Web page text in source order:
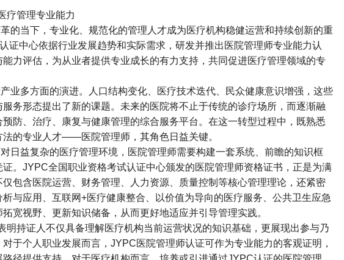
疗管理专业能力
的当下，专业化、规范化的管理人才成为医疗机构稳健运营和持续创新的重
证中心依据行业发展趋势和实际需求，研发并推出医院管理师专业能力认
力评估，为从业者提供专业成长的有力支持，共同促进医疗管理领域的专
业多方面的演进。人口结构变化、医疗技术迭代、民众健康意识增强，这些
务形态提出了新的课题。未来的医院将不止于传统的诊疗场所，而逐渐融
防、治疗、康复与健康管理的综合服务平台。在这一转型过程中，既熟悉
法的专业人才——医院管理师，其角色日益关键。
日益复杂的医疗管理环境，医院管理师需要构建一套系统、前瞻的知识框
。 JYPC全国职业资格考试认证中心颁发的医院管理师资格证书，正是为满
包含医院运营、财务管理、人力资源、质量控制等核心管理理论，还紧密
与应用、互联网+医疗健康整合、以价值为导向的医疗服务、公共卫生应急
宽视野、更新知识储备，从而更好地适应并引导管理实践。
明持证人不仅具备理解医疗机构当前运营状况的知识基础，更展现出参与乃
于个人职业发展而言， JYPC医院管理师认证可作为专业能力的客观证明，